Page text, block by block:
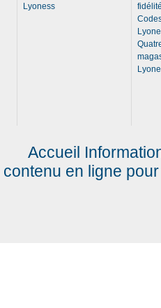
Lyoness
fidélité
Accueil
contenu en ligne